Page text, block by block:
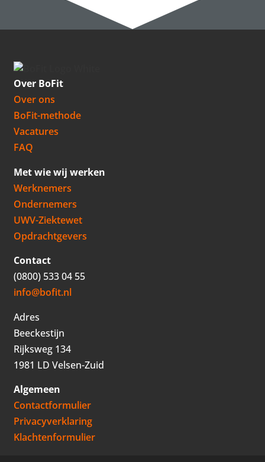
Over BoFit
Over ons
BoFit-methode
Vacatures
FAQ
Met wie wij werken
Werknemers
Ondernemers
UWV-Ziektewet
Opdrachtgevers
Contact
(0800) 533 04 55
info@bofit.nl
Adres
Beeckestijn
Rijksweg 134
1981 LD Velsen-Zuid
Algemeen
Contactformulier
Privacyverklaring
Klachtenformulier